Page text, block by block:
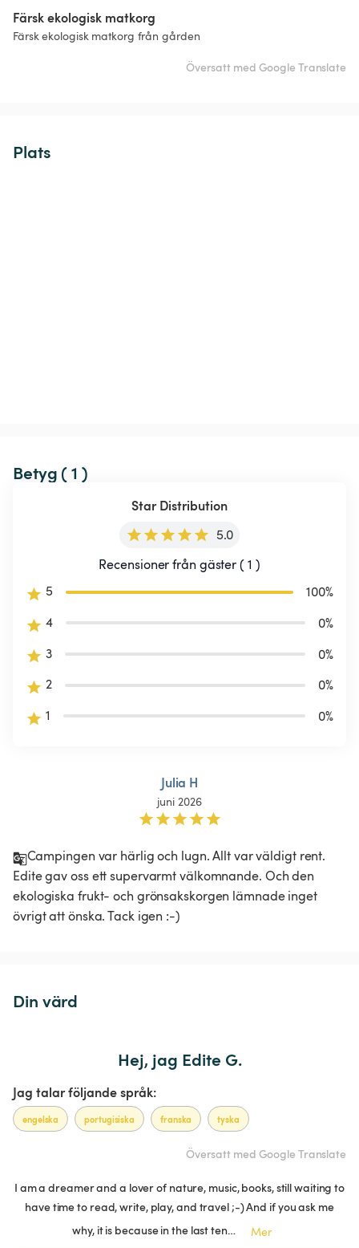
Färsk ekologisk matkorg
Översatt med Google Translate
Plats
Betyg ( 1 )
Star Distribution
5.0
Recensioner från gäster ( 1 )
5
100%
4
0%
3
0%
2
0%
1
0%
Julia H
juni 2026
Campingen var härlig och lugn. Allt var väldigt rent.
Edite gav oss ett supervarmt välkomnande. Och den
ekologiska frukt- och grönsakskorgen lämnade inget
övrigt att önska. Tack igen :-)
Din värd
Hej, jag Edite G.
Jag talar följande språk:
engelska portugisiska franska tyska
Översatt med Google Translate
I am a dreamer and a lover of nature, music, books, still waiting to
have time to read, write, play, and travel ;-) And if you ask me
why, it is because in the last ten…
Mer